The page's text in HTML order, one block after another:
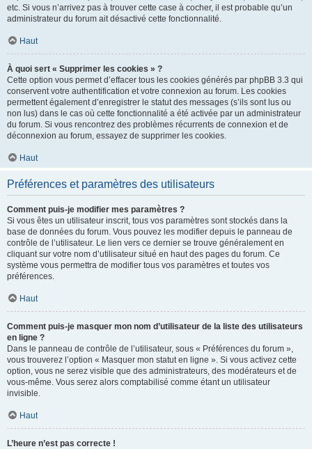
etc. Si vous n’arrivez pas à trouver cette case à cocher, il est probable qu’un
administrateur du forum ait désactivé cette fonctionnalité.
Haut
À quoi sert « Supprimer les cookies » ?
Cette option vous permet d’effacer tous les cookies générés par phpBB 3.3 qui
conservent votre authentification et votre connexion au forum. Les cookies
permettent également d’enregistrer le statut des messages (s’ils sont lus ou
non lus) dans le cas où cette fonctionnalité a été activée par un administrateur
du forum. Si vous rencontrez des problèmes récurrents de connexion et de
déconnexion au forum, essayez de supprimer les cookies.
Haut
Préférences et paramètres des utilisateurs
Comment puis-je modifier mes paramètres ?
Si vous êtes un utilisateur inscrit, tous vos paramètres sont stockés dans la
base de données du forum. Vous pouvez les modifier depuis le panneau de
contrôle de l’utilisateur. Le lien vers ce dernier se trouve généralement en
cliquant sur votre nom d’utilisateur situé en haut des pages du forum. Ce
système vous permettra de modifier tous vos paramètres et toutes vos
préférences.
Haut
Comment puis-je masquer mon nom d’utilisateur de la liste des utilisateurs
en ligne ?
Dans le panneau de contrôle de l’utilisateur, sous « Préférences du forum »,
vous trouverez l’option « Masquer mon statut en ligne ». Si vous activez cette
option, vous ne serez visible que des administrateurs, des modérateurs et de
vous-même. Vous serez alors comptabilisé comme étant un utilisateur
invisible.
Haut
L’heure n’est pas correcte !